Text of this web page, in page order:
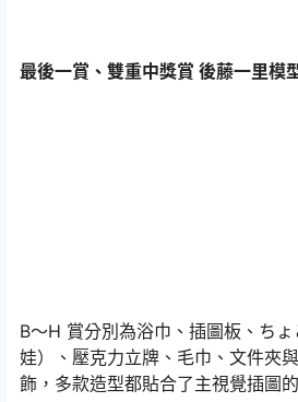
最後一賞、雙重中獎賞 後藤一里模
B～H 賞分別為浴巾、插圖板、ち
娃）、壓克力立牌、毛巾、文件夾
飾，多款造型都貼合了主視覺插圖